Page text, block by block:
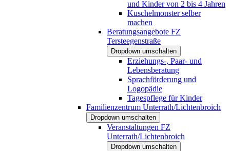
und Kinder von 2 bis 4 Jahren
Kuschelmonster selber
machen
Beratungsangebote FZ
Tersteegenstraße
Dropdown umschalten
Erziehungs-, Paar- und
Lebensberatung
Sprachförderung und
Logopädie
Tagespflege für Kinder
Familienzentrum Unterrath/Lichtenbroich
Dropdown umschalten
Veranstaltungen FZ
Unterrath/Lichtenbroich
Dropdown umschalten